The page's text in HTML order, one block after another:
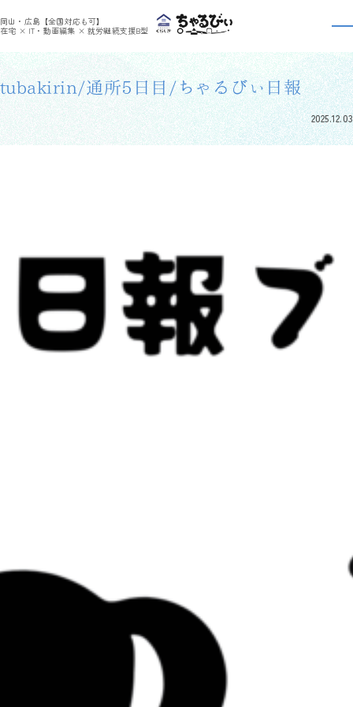
岡山・広島【全国対応も可】
在宅 × IT・動画編集 × 就労継続支援B型
利用者さんの日報 >
利用者さんの日報
tubakirin/通所5日目/ちゃるびぃ日報
2025.12.03